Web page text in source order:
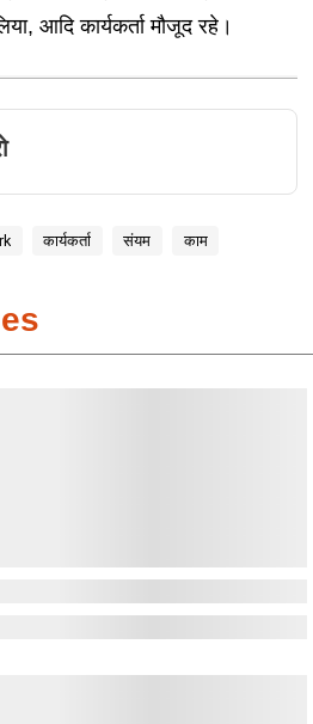
आदि कार्यकर्ता मौजूद रहे।
कार्यकर्ता संयम काम